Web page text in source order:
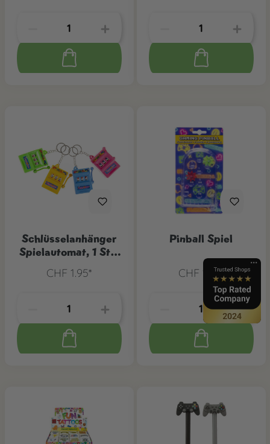
Schlüsselanhänger
Spielautomat, 1 Stk.
CHF 1.95*
Pinball Spiel
CHF 1.50*